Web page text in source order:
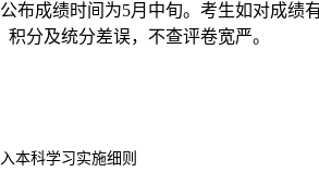
布成绩时间为5月中旬。考生如对成绩
分及统分差误，不查评卷宽严。
本科学习实施细则